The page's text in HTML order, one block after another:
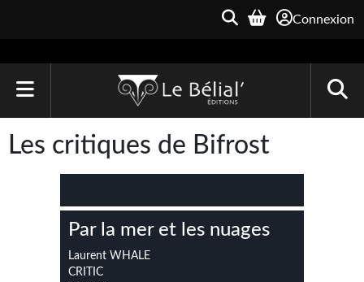
Connexion
Le Bélial'
Une Heure-Lumière
Archive du Futur
Les critiques de Bifrost
Par la mer et les nuages
Laurent WHALE
CRITIC